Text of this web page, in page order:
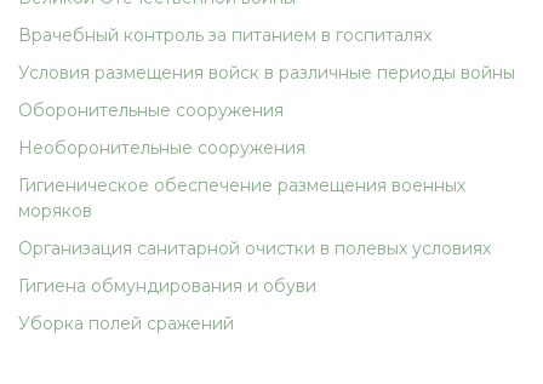
Врачебный контроль за питанием в госпиталях
Условия размещения войск в различные периоды войны
Оборонительные сооружения
Необоронительные сооружения
Гигиеническое обеспечение размещения военных
моряков
Организация санитарной очистки в полевых условиях
Гигиена обмундирования и обуви
Уборка полей сражений